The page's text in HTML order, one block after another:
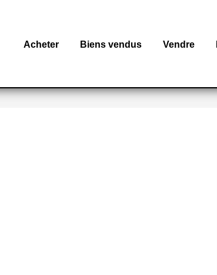
Acheter Biens vendus Vendre